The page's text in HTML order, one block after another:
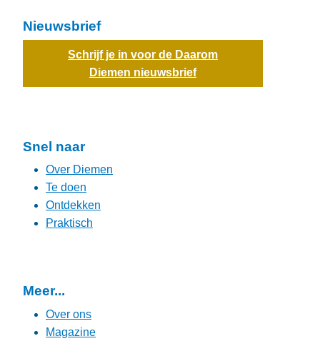
Nieuwsbrief
Schrijf je in voor de Daarom
Diemen nieuwsbrief
Snel naar
Over Diemen
Te doen
Ontdekken
Praktisch
Meer...
Over ons
Magazine